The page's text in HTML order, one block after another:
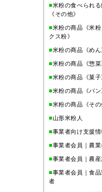
■米粉の食べられ
《その他》
■米粉の商品《米粉
クス粉》
■米粉の商品《めん
■米粉の商品《惣菜
■米粉の商品《菓子
■米粉の商品《パン
■米粉の商品《その
■山形米粉人
■事業者向け支援情
■事業者会員｜農業
■事業者会員｜農
■事業者会員｜食
者